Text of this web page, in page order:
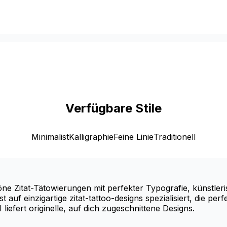
Verfügbare Stile
MinimalistKalligraphieFeine LinieTraditionell
Zitat-Tätowierungen mit perfekter Typografie,
einzigartige zitat-tattoo-designs spezialisiert, die
originelle, auf dich zugeschnittene Designs.